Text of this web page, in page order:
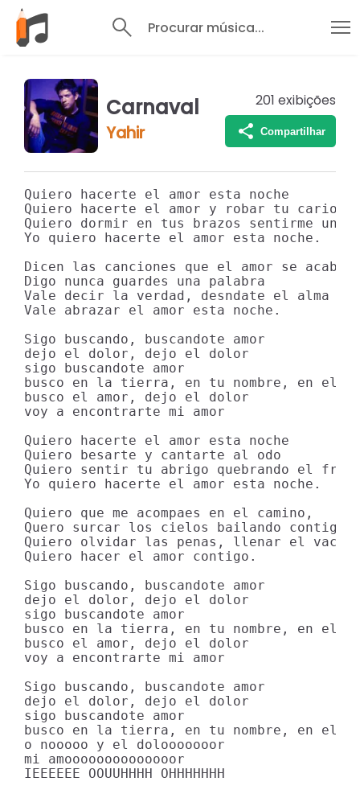
Procurar música...
Carnaval
Yahir
201 exibições
Compartilhar
Quiero hacerte el amor esta noche
Quiero hacerte el amor y robar tu cario
Quiero dormir en tus brazos sentirme un
Yo quiero hacerte el amor esta noche.
Dicen las canciones que el amor se acaba
Digo nunca guardes una palabra
Vale decir la verdad, desndate el alma
Vale abrazar el amor esta noche.
Sigo buscando, buscandote amor
dejo el dolor, dejo el dolor
sigo buscandote amor
busco en la tierra, en tu nombre, en el
busco el amor, dejo el dolor
voy a encontrarte mi amor
Quiero hacerte el amor esta noche
Quiero besarte y cantarte al odo
Quiero sentir tu abrigo quebrando el fro
Yo quiero hacerte el amor esta noche.
Quiero que me acompaes en el camino,
Quero surcar los cielos bailando contigo
Quiero olvidar las penas, llenar el vaco
Quiero hacer el amor contigo.
Sigo buscando, buscandote amor
dejo el dolor, dejo el dolor
sigo buscandote amor
busco en la tierra, en tu nombre, en el
busco el amor, dejo el dolor
voy a encontrarte mi amor
Sigo buscando, buscandote amor
dejo el dolor, dejo el dolor
sigo buscandote amor
busco en la tierra, en tu nombre, en el
o nooooo y el dolooooooor
mi amoooooooooooooor
IEEEEEE OOUUHHHH OHHHHHHH